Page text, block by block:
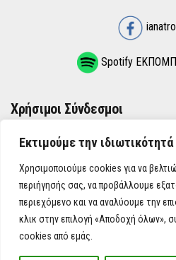
Εκτιμούμε την
Χρησιμοποιούμε cookies για να
περιήγησής σας, να προβάλλουμε
περιεχόμενο και να αναλύουμε την
κλικ στην επιλογή «Αποδοχή όλων»,
cookies από εμάς.
Spotify
Χρήσιμοι Σύνδεσμοι
ΌΡΟΙ ΧΡΉΣΗΣ
ΠΟΛΙΤΙΚΉ ΑΠΟΡΡΉΤΟΥ
iAnatropi